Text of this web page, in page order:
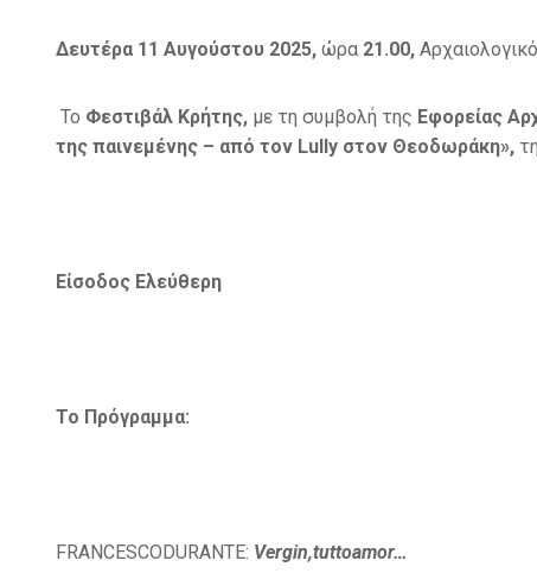
Δευτέρα 11 Αυγούστου 2025, ώρα 21.00,
Το Φεστιβάλ Κρήτης, με τη συμβολή της Εφορείας
της παινεμένης – από τον Lully στον Θεοδωράκη», τη
Είσοδος Ελεύθερη
Το Πρόγραμμα:
FRANCESCODURANTE: Vergin,tuttoamor…